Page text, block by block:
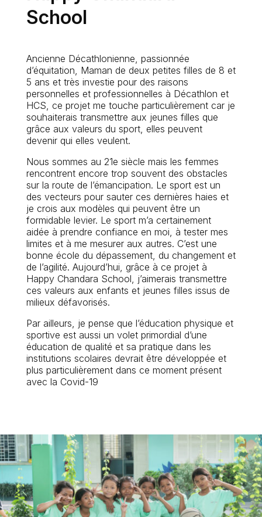
School
Ancienne Décathlonienne, passionnée
d’équitation, Maman de deux petites filles de 8 et
5 ans et très investie pour des raisons
personnelles et professionnelles à Décathlon et
HCS, ce projet me touche particulièrement car je
souhaiterais transmettre aux jeunes filles que
grâce aux valeurs du sport, elles peuvent
devenir qui elles veulent.
Nous sommes au 21e siècle mais les femmes
rencontrent encore trop souvent des obstacles
sur la route de l’émancipation. Le sport est un
des vecteurs pour sauter ces dernières haies et
je crois aux modèles qui peuvent être un
formidable levier. Le sport m’a certainement
aidée à prendre confiance en moi, à tester mes
limites et à me mesurer aux autres. C’est une
bonne école du dépassement, du changement et
de l’agilité. Aujourd’hui, grâce à ce projet à
Happy Chandara School, j’aimerais transmettre
ces valeurs aux enfants et jeunes filles issus de
milieux défavorisés.
Par ailleurs, je pense que l’éducation physique et
sportive est aussi un volet primordial d’une
éducation de qualité et sa pratique dans les
institutions scolaires devrait être développée et
plus particulièrement dans ce moment présent
avec la Covid-19